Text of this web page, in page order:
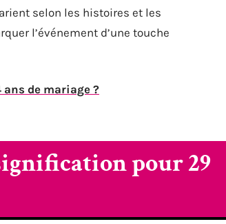
selon les histoires et les
l’événement d’une touche
de mariage ?
pour 29